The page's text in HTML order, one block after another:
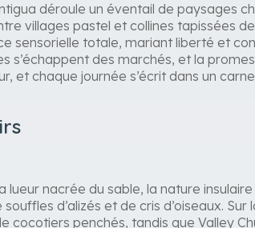
déroule un éventail de paysages
villages pastel et collines tapissées
sensorielle totale, mariant liberté et
s’échappent des marchés, et la
et chaque journée s’écrit dans un
lueur nacrée du sable, la nature
d’alizés et de cris d’oiseaux.
cocotiers penchés, tandis que Valley